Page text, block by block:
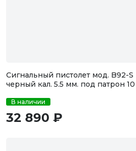
Сигнальный пистолет мод. B92-S
черный кал. 5.5 мм. под патрон
В наличии
32 890 ₽